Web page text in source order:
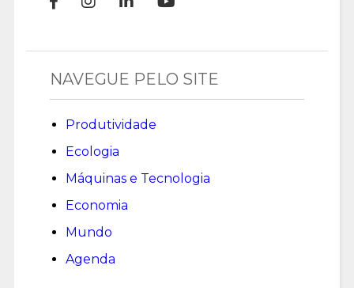
NAVEGUE PELO SITE
Produtividade
Ecologia
Máquinas e Tecnologia
Economia
Mundo
Agenda